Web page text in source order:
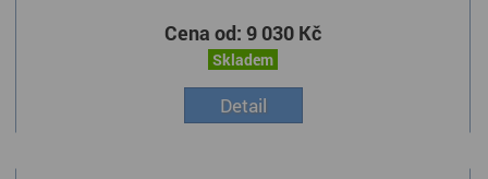
Cena od: 9 030 Kč
Skladem
Detail